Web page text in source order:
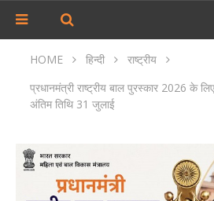
HOME हिन्दी
राष्ट्रीय
प्रधानमंत्री राष्ट्रीय बाल पुरस्कार 2026 के
अंतिम तिथि 31 जुलाई